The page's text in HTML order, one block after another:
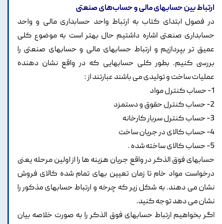
ارتباط بین حسابهای مالی و حساب‌های صنعتی
در فصول ابتدای کتاب به ارتباط واحد حسابداری مالی و واحد
حسابداری صنعتی اشاره داشتیم حال بهتر است به موضوع کلی
عمیق تر بپردازیم و ارتباط حسابهای مالی و حسابهای صنعتی را
بررسی کنیم. بطور کلی حسابهایی که در واقع نشان دهنده
عملیات ساخت و تولیدی می باشند عبارتند از :
1- حساب کنترل مواد
2- حساب کنترل حقوق و دستمزد
3- حساب کنترل سربار کارخانه
4- حساب کالای در جریان ساخت
5- حساب کالای ساخته شده .
حسابهای فوق الذکر در واقع جریان هزینه ها را از اولین مرحله یعنی
درخواست مواد خام تا زمان تعیین بهای تمام شده کالای فروش
نشان می دهند. به شکل زیر که چرخه و ارتباط حسابهای مذکور را
نشان می دهد توجه کنید.
اگر بخواهیم ارتباط حسابهای فوق الذکر را به صورت خلاصه بیان